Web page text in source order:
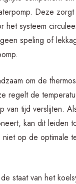
Deze
het systeem
speling of
om de
regelt de
van tijd verslijten.
kan dit leiden
op de optimale
staat van het